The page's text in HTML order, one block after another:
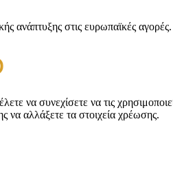
ανάπτυξης στις ευρωπαϊκές αγορές.
να συνεχίσετε να τις
να αλλάξετε τα στοιχεία χρέωσης.